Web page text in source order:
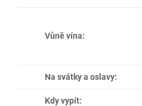
Vůně vína:
Na svátky a oslavy:
Kdy vypít: